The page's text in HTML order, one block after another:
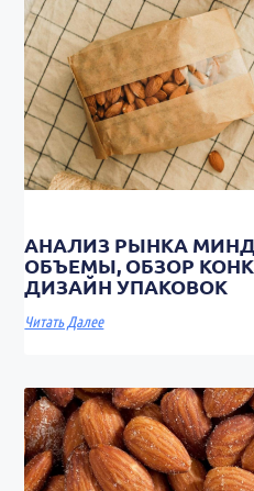
АНАЛИЗ РЫНКА
ОБЪЕМЫ, ОБЗОР
ДИЗАЙН УПАКОВОК
Читать Далее